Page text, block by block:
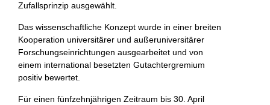
Zufallsprinzip ausgewählt.
Das wissenschaftliche Konzept wurde in einer breiten
Kooperation universitärer und außeruniversitärer
Forschungseinrichtungen ausgearbeitet und von
einem international besetzten Gutachtergremium
positiv bewertet.
Für einen fünfzehnjährigen Zeitraum bis 30. April